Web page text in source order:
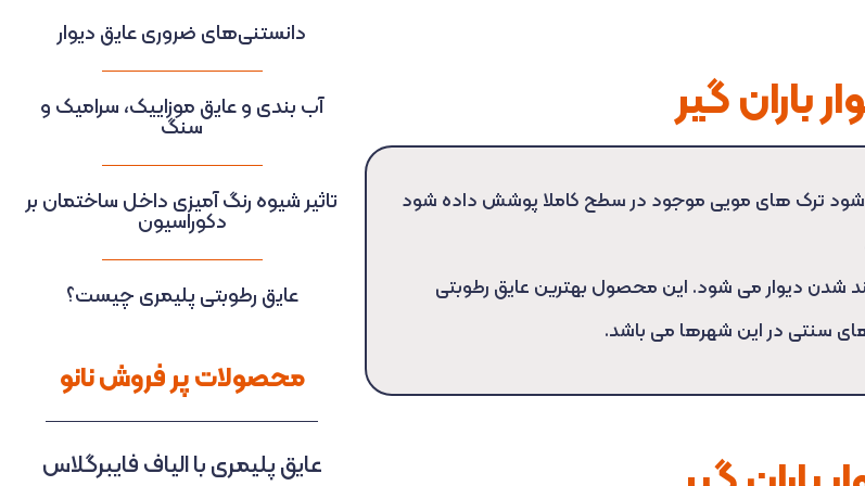
باران گیر
ترک های مویی موجود در سطح کاملا پوشش داده شود
شدن دیوار می شود. این محصول بهترین عایق رطوبتی
سنتی در این شهرها می باشد.
دانستنی‌های ضروری عایق دیوار
آب بندی و عایق موزاییک، سرامیک و
سنگ
تاثیر شیوه رنگ آمیزی داخل ساختمان بر
دکوراسیون
عایق رطوبتی پلیمری چیست؟
محصولات پر فروش نانو
عایق پلیمری با الیاف فایبرگلاس